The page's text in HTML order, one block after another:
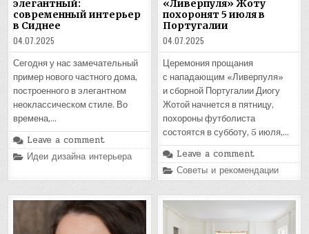
элегантный:
современный интерьер
в Сиднее
04.07.2025
Сегодня у нас замечательный
пример нового частного дома,
построенного в элегантном
неоклассическом стиле. Во
времена,…
Leave a comment
Posted
in
Идеи дизайна интерьера
«Ливерпуля» Жоту
похоронят 5 июля в
Португалии
04.07.2025
Церемония прощания
с нападающим «Ливерпуля»
и сборной Португалии Диогу
Жотой начнется в пятницу,
похороны футболиста
состоятся в субботу, 5 июля,…
Leave a comment
Posted
in
Советы и рекомендации